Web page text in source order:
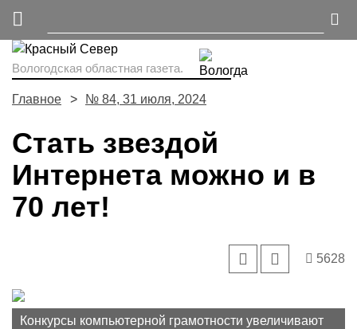
Вологодская областная газета.
Главное № 84, 31 июля, 2024
Стать звездой
Интернета можно и в
70 лет!
5628
Конкурсы компьютерной грамотности увеличивают